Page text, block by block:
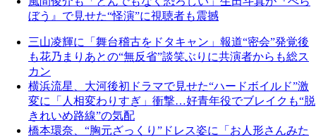
ぼう』で見せた“怪演”に視聴者も震撼
三山凌輝に「舞台稽古をドタキャン」報道“密会”発覚後
も花乃まりあとの“無反省”談笑ぶりに共演者からも総ス
カン
横浜流星、大河後初ドラマで見せた“ハードボイルド”激
変に「人相変わりすぎ」衝撃…好青年役でブレイクも“脱
きれいめ路線”の気配
橋本環奈、“胸元ざっくり”ドレス姿に「お人形さんみた